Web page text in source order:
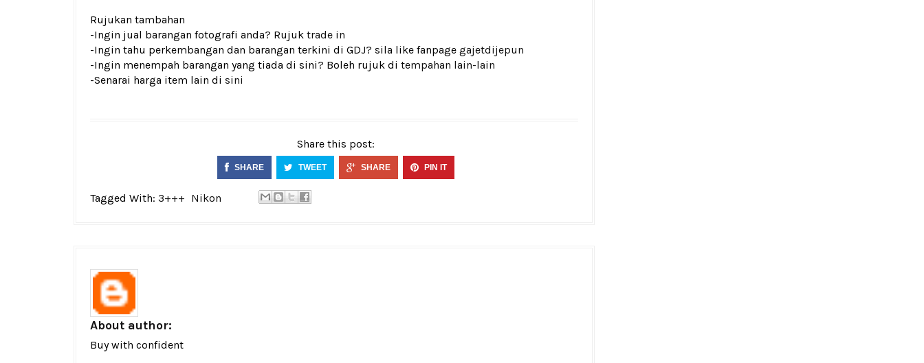
Rujukan tambahan
-Ingin jual barangan fotografi anda? Rujuk trade in
-Ingin tahu perkembangan dan barangan terkini di GDJ? sila like fanpage gajetdijepun
-Ingin menempah barangan yang tiada di sini? Boleh rujuk di tempahan lain-lain
-Senarai harga item lain di sini
Share this post:
SHARE TWEET SHARE PIN IT
Tagged With: 3+++ Nikon
About author:
Buy with confident